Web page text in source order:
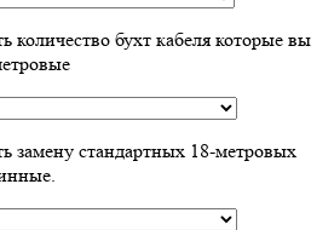
количество бухт кабеля которые вы
замену стандартных 18-метровых